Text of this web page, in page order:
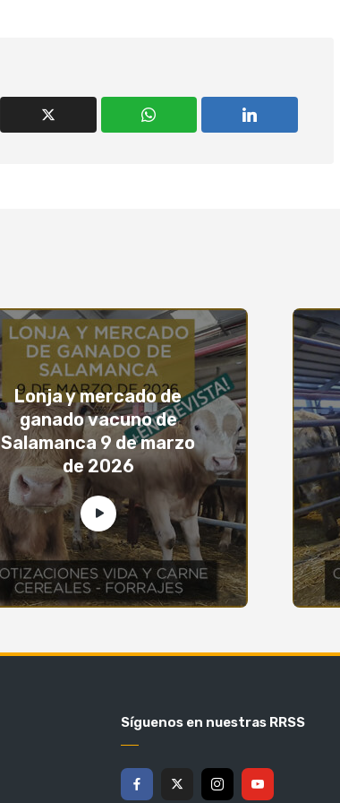
Lonja y mercado de
ganado vacuno de
Salamanca 9 de marzo
de 2026
Síguenos en nuestras RRSS